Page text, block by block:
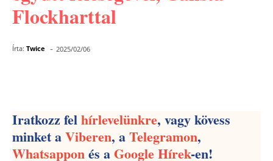
Flockharttal
Írta: Twice - 2025/02/06
Iratkozz felhírlevelünkre, vagy kövess
minket aViberen, aTelegramon,
Whatsapponés aGoogle Hírek-en!